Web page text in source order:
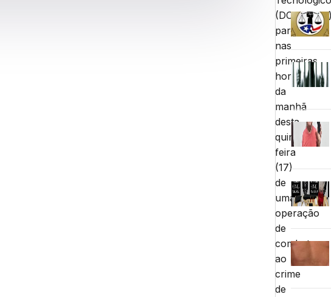
(DCCT/
participou
nas
primeiras
horas
da
manhã
desta
quinta-
feira
(17)
de
uma
operação
de
combate
ao
crime
de